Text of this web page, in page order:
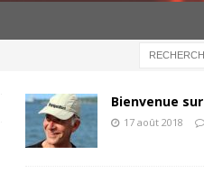
Bienvenue
17 août 2018